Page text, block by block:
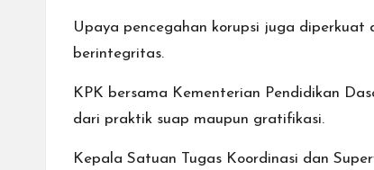
Upaya pencegahan korupsi juga diperkuat
berintegritas.
KPK bersama Kementerian Pendidikan
dari praktik suap maupun gratifikasi.
Kepala Satuan Tugas Koordinasi dan